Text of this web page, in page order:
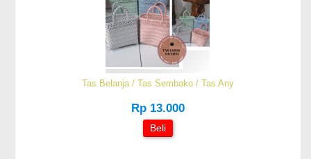
Tas Belanja / Tas Sembako / Tas Any
Rp 13.000
Beli